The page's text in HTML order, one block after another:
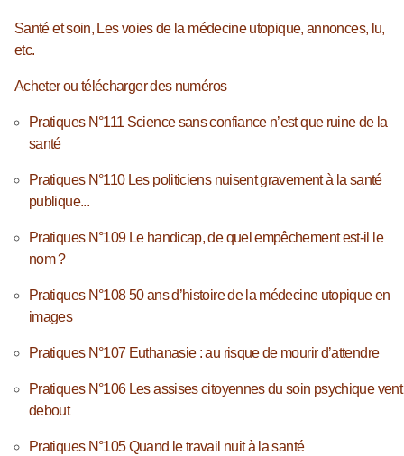
Santé et soin, Les voies de la médecine utopique, annonces, lu,
etc.
Acheter ou télécharger des numéros
Pratiques N°111 Science sans confiance n’est que ruine de la
santé
Pratiques N°110 Les politiciens nuisent gravement à la santé
publique...
Pratiques N°109 Le handicap, de quel empêchement est-il le
nom ?
Pratiques N°108 50 ans d’histoire de la médecine utopique en
images
Pratiques N°107 Euthanasie : au risque de mourir d’attendre
Pratiques N°106 Les assises citoyennes du soin psychique vent
debout
Pratiques N°105 Quand le travail nuit à la santé